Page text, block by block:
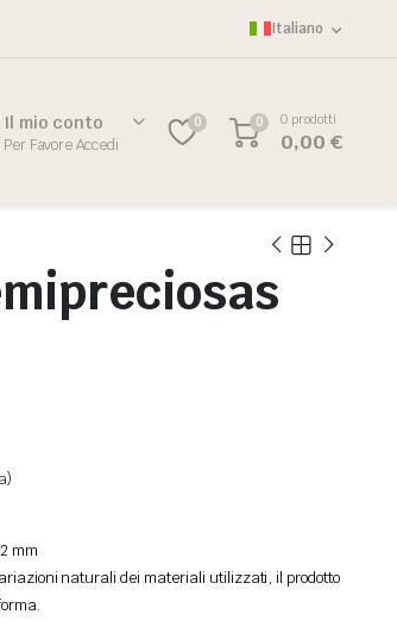
Italiano
Il mio conto
Per Favore Accedi
0 0 0 prodotti
0,00€
mm
naturali dei materiali utilizzati, il prodotto